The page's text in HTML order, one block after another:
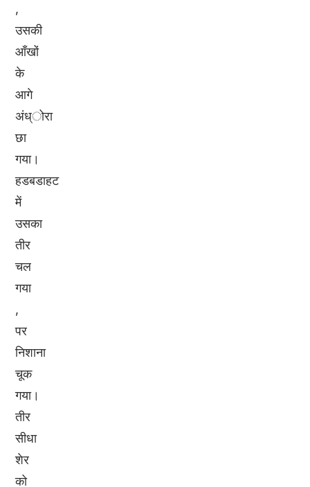
,
उसकी
आँखों
के
आगे
अंध्ोरा
छा
गया।
हडबडाहट
में
उसका
तीर
चल
गया
,
पर
निशाना
चूक
गया।
तीर
सीधा
शेर
को